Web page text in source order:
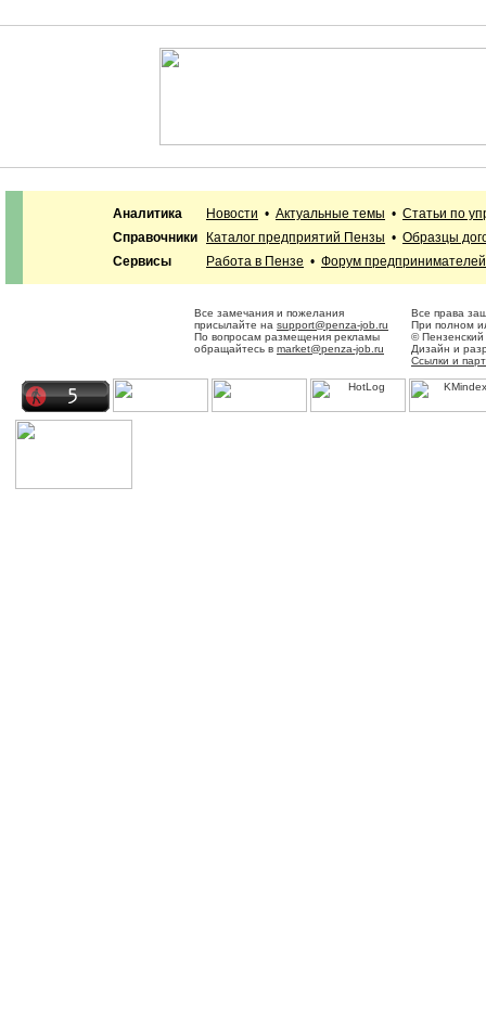
Аналитика Новости • Актуальные темы • Статьи по
Справочники
Каталог предприятий Пензы • Образцы
Сервисы
Работа в Пензе • Форум предпринимателей
Все замечания и пожелания
присылайте на support@penza-job.ru
По вопросам размещения рекламы
обращайтесь в market@penza-job.ru
Все права
При полном
©
Дизайн и
Ссылки и